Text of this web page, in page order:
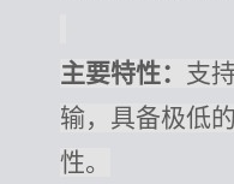
主要特性： 支
输，具备极低
性。